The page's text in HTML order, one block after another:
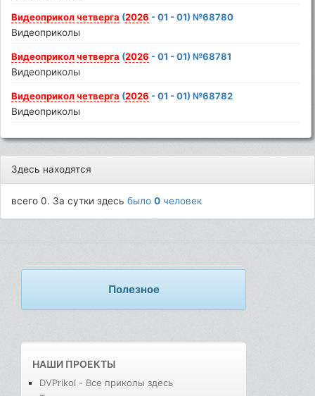
Видеоприкол четверга (2026 - 01 - 01) №68780
Видеоприколы
Видеоприкол четверга (2026 - 01 - 01) №68781
Видеоприколы
Видеоприкол четверга (2026 - 01 - 01) №68782
Видеоприколы
Здесь находятся
всего 0. За сутки здесьбыло0 человек
Полезное
НАШИ ПРОЕКТЫ
DVPrikol - Все приколы здесь